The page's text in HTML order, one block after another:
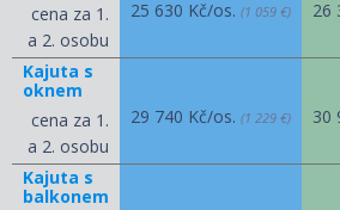
cena za 1.
a 2. osobu
25 630 Kč/os. (1 059 €) 26
Kajuta s
oknem
cena za 1.
a 2. osobu
29 740 Kč/os. (1 229 €) 30
Kajuta s
balkonem